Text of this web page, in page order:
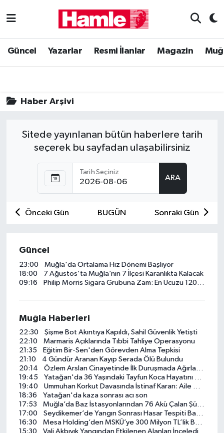
Güncel Yazarlar Resmi İlanlar Magazin
Haber Arşivi
Sitede yayınlanan bütün haberlere tarih
seçerek bu sayfadan ulaşabilirsiniz
Tarih Seçiniz
ARA
Önceki Gün BUGÜN Sonraki Gün
Güncel
23:00
Muğla'da Ortalama Hız Dönemi Başlıyor
18:00
7 Ağustos’ta Muğla’nın 7 İlçesi Karanlıkta Kalacak
09:16
Philip Morris Sigara Grubuna Zam: En Ucuzu 120 TL
Muğla Haberleri
22:30
Şişme Bot Akıntıya Kapıldı, Sahil Güvenlik Yetişti
22:10
Marmaris Açıklarında Tıbbi Tahliye Operasyonu
21:35
Eğitim Bir-Sen'den Görevden Alma Tepkisi
21:10
4 Gündür Aranan Kayıp Serada Ölü Bulundu
20:14
Özlem Arslan Cinayetinde İlk Duruşmada Ağırlaştırılmış Müebbet Kararı
19:45
Yatağan'da 36 Yaşındaki Tayfun Koca Hayatını Kaybetti
19:40
Ummuhan Korkut Davasında İstinaf Kararı: Aile Dosyayı Yargıtay’a Taşıdı
18:36
Yatağan'da kaza sonrası acı son
17:53
Muğla’da Baz İstasyonlarından 76 Akü Çalan Şüpheli Tutuklandı
17:00
Seydikemer’de Yangın Sonrası Hasar Tespiti Başladı
16:30
Mesa Holding’den MSKÜ’ye 300 Milyon TL’lik Bağış
15:30
Vali Akbıyık Yangından Etkilenen Alanları İnceledi
Güncel
Muğla Haber
Siyaset
Muğla Nöbetçi Eczaneler
Süper Lig Puan Durumu ve Fikstür
Tüm Manşetler
Son Dakika Haberleri
Haber Arşivi